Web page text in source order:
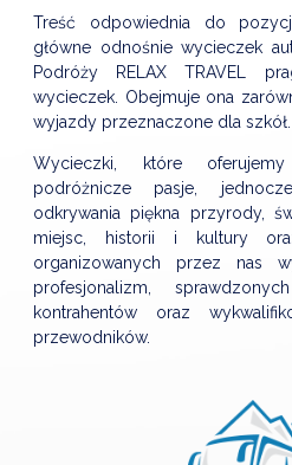
Treść odpowiednia do
główne odnośnie wycieczek
Podróży RELAX TRAVEL
wycieczek. Obejmuje ona
wyjazdy przeznaczone dla szkół.
Wycieczki, które
podróżnicze pasje,
odkrywania piękna przyrody,
miejsc, historii i kultury
organizowanych przez nas
profesjonalizm,
kontrahentów oraz
przewodników.